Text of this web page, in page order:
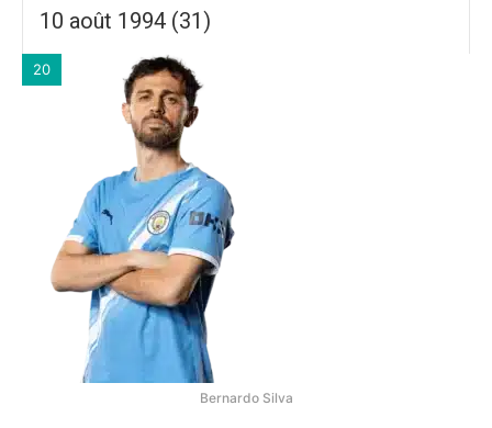
10 août 1994 (31)
20
Bernardo Silva